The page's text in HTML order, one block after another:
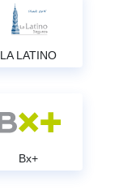
LA LATINO
Bx+